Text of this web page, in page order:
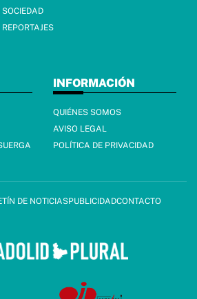
SOCIEDAD
REPORTAJES
INFORMACIÓN
QUIÉNES SOMOS
AVISO LEGAL
POLÍTICA DE PRIVACIDAD
DE NOTICIASPUBLICIDADCONTACTO